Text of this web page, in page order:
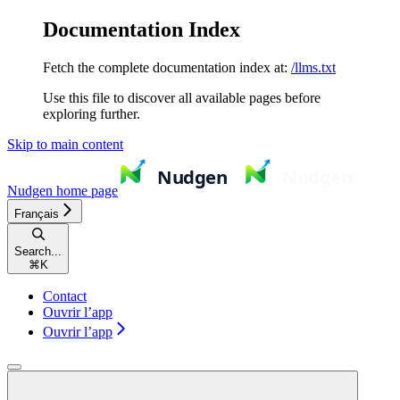
Documentation Index
Fetch the complete documentation index at: /llms.txt
Use this file to discover all available pages before
exploring further.
Skip to main content
Nudgen home page
Français
Search...
⌘ K
Contact
Ouvrir l’app
Ouvrir l’app